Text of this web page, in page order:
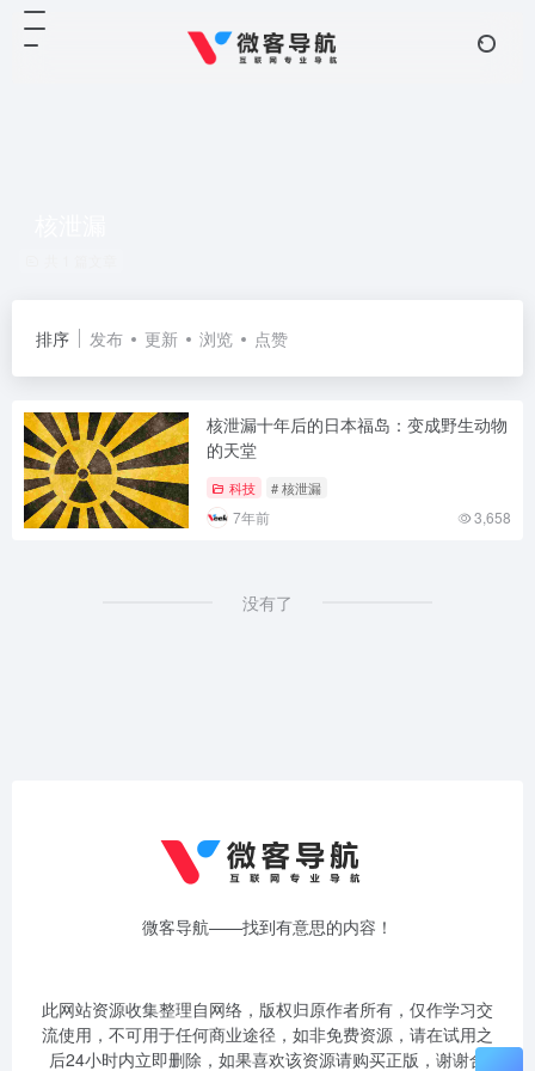
排序 发布 更新 浏览 点赞
核泄漏十年后的日本福岛：变成野生动物
的天堂
科技 # 核泄漏
7年前 3,658
没有了
微客导航——找到有意思的内容！
此网站资源收集整理自网络，版权归原作者所有，仅作学习交
流使用，不可用于任何商业途径，如非免费资源，请在试用之
后24小时内立即删除，如果喜欢该资源请购买正版，谢谢合